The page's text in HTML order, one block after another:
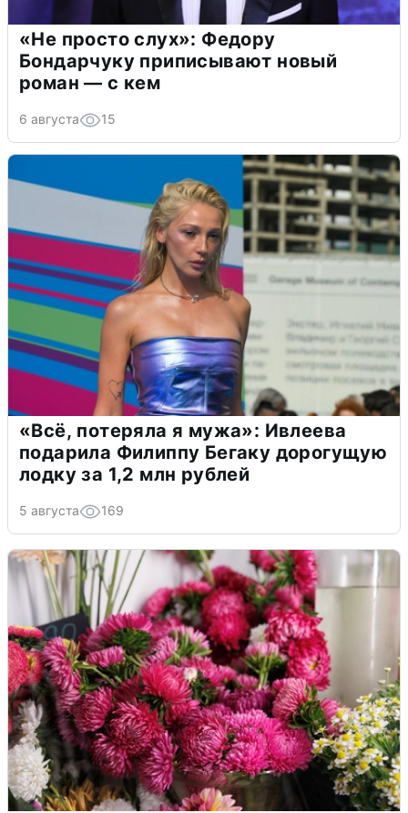
«Не просто слух»: Федору
Бондарчуку приписывают новый
роман — с кем
6 августа 15
«Всё, потеряла я мужа»: Ивлеева
подарила Филиппу Бегаку дорогущую
лодку за 1,2 млн рублей
5 августа 169